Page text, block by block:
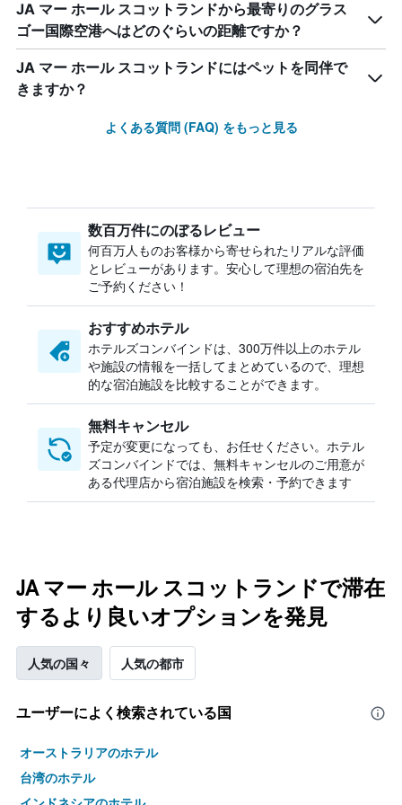
JA マー ホール スコットランドから最寄りのグラス
ゴー国際空港へはどのぐらいの距離ですか？
JA マー ホール スコットランドにはペットを同伴で
きますか？
よくある質問 (FAQ) をもっと見る
数百万件にのぼるレビュー
何百万人ものお客様から寄せられたリアルな評価
とレビューがあります。安心して理想の宿泊先を
ご予約ください！
おすすめホテル
ホテルズコンバインドは、300万件以上のホテル
や施設の情報を一括してまとめているので、理想
的な宿泊施設を比較することができます。
無料キャンセル
予定が変更になっても、お任せください。ホテル
ズコンバインドでは、無料キャンセルのご用意が
ある代理店から宿泊施設を検索・予約できます
JA マー ホール スコットランドで滞在
するより良いオプションを発見
人気の国々 人気の都市
ユーザーによく検索されている国
オーストラリアのホテル
台湾のホテル